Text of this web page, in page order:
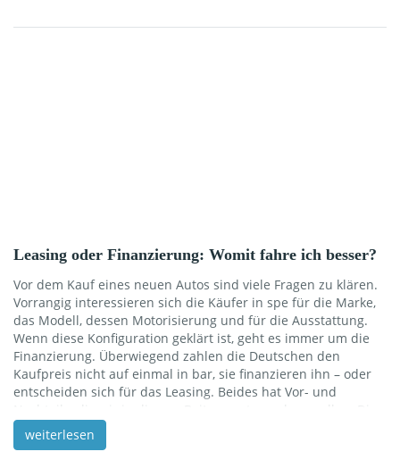
Leasing oder Finanzierung: Womit fahre ich besser?
Vor dem Kauf eines neuen Autos sind viele Fragen zu klären.
Vorrangig interessieren sich die Käufer in spe für die Marke,
das Modell, dessen Motorisierung und für die Ausstattung.
Wenn diese Konfiguration geklärt ist, geht es immer um die
Finanzierung. Überwiegend zahlen die Deutschen den
Kaufpreis nicht auf einmal in bar, sie finanzieren ihn – oder
entscheiden sich für das Leasing. Beides hat Vor- und
Nachteile, die wir in diesem Beitrag untersuchen wollen. Die
wichtigsten Unterschiede zwischen Finanzierung und Leasing
Die Finanzierung lässt sich über die Autobank des Herstellers,
weiterlesen